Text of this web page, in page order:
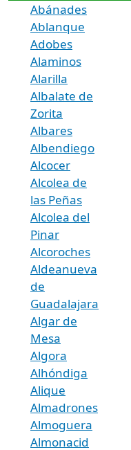
Abánades
Ablanque
Adobes
Alaminos
Alarilla
Albalate de
Zorita
Albares
Albendiego
Alcocer
Alcolea de
las Peñas
Alcolea del
Pinar
Alcoroches
Aldeanueva
de
Guadalajara
Algar de
Mesa
Algora
Alhóndiga
Alique
Almadrones
Almoguera
Almonacid